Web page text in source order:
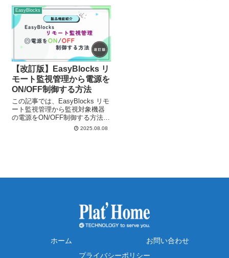
した。 これらの製品は、Syslog
サーバーという基本機...
EasyBlocks
【改訂版】EasyBlocks リ
モート監視管理から電源を
ON/OFF制御する方法
この記事では、EasyBlocks リモ
ート監視管理から監視対象機器
の電源をON/OFF制御する方法に
ついて紹介していきます！2025.08.08
ホーム
お問い合わせ
プライバシーポリシー